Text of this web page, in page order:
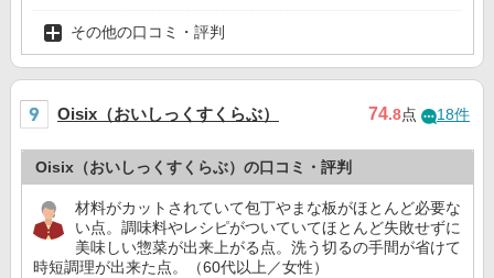
その他の口コミ・評判
Oisix（おいしっくすくらぶ） 74.8点 18件
Oisix（おいしっくすくらぶ）の口コミ・評判
材料がカットされていて包丁やまな板がほとんど必要な
い点。調味料やレシピがついていてほとんど失敗せずに
美味しい惣菜が出来上がる点。洗う切るの手間が省けて
時短調理が出来た点。（60代以上／女性）